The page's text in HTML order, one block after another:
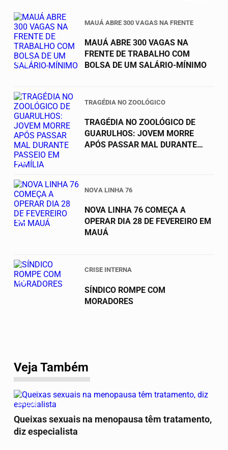
01
MAUÁ ABRE 300 VAGAS NA FRENTE
MAUÁ ABRE 300 VAGAS NA
FRENTE DE TRABALHO COM
BOLSA DE UM SALÁRIO-MÍNIMO
02
TRAGÉDIA NO ZOOLÓGICO
TRAGÉDIA NO ZOOLÓGICO DE
GUARULHOS: JOVEM MORRE
APÓS PASSAR MAL DURANTE
03
NOVA LINHA 76
NOVA LINHA 76 COMEÇA A
OPERAR DIA 28 DE FEVEREIRO EM
MAUÁ
04
CRISE INTERNA
SÍNDICO ROMPE COM
MORADORES
Veja Também
SAÚDE
Queixas sexuais na menopausa têm tratamento,
diz especialista